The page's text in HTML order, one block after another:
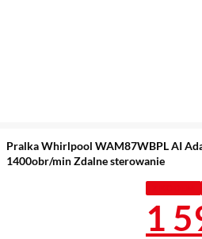
Pralka Whirlpool WAM87WBPL AI
1400obr/min Zdalne sterowanie
1